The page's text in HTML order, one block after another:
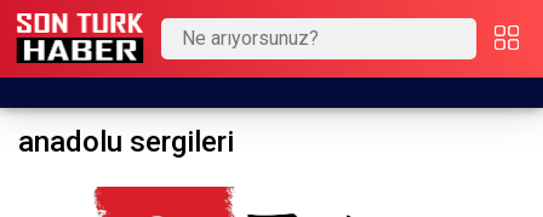
anadolu sergileri